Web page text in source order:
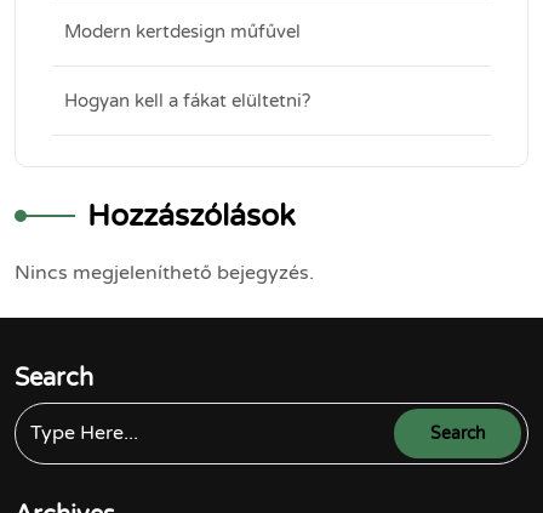
Modern kertdesign műfűvel
Hogyan kell a fákat elültetni?
Hozzászólások
Nincs megjeleníthető bejegyzés.
Search